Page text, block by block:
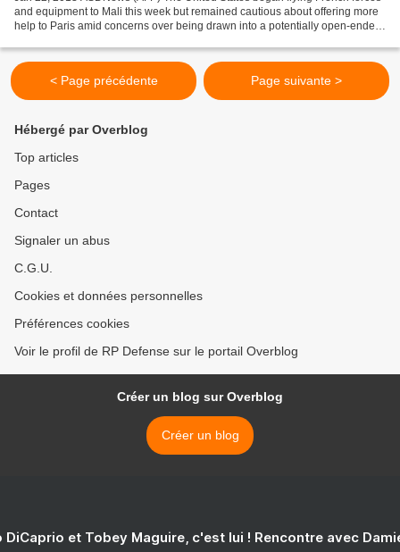
and equipment to Mali this week but remained cautious about offering more
help to Paris amid concerns over being drawn into a potentially open-ended
< Page précédente Page suivante >
Hébergé par Overblog
Top articles
Pages
Contact
Signaler un abus
C.G.U.
Cookies et données personnelles
Préférences cookies
Voir le profil de RP Defense sur le portail Overblog
Créer un blog sur Overblog
Créer un blog
DiCaprio et Tobey Maguire, c'est lui ! Rencontre avec